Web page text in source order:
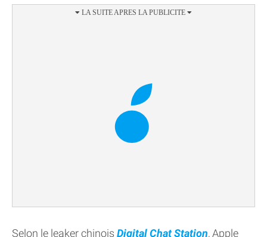
Selon le leaker chinois Digital Chat Station, Apple